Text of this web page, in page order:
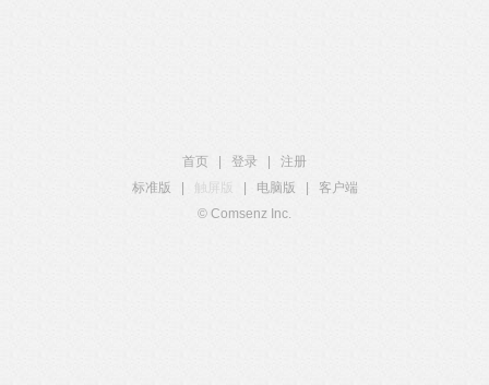
首页 登录
注册
标准版
触屏版 电脑版
客户端
© Comsenz Inc.